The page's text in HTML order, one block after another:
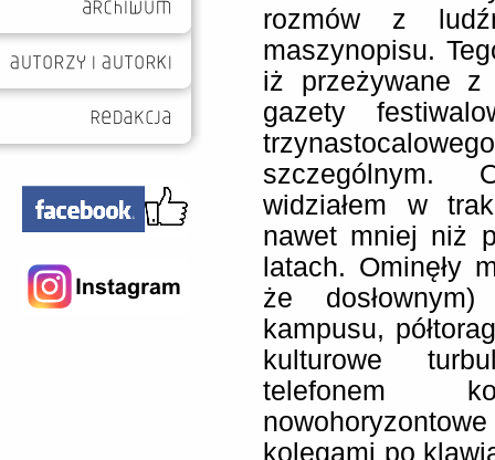
rozmów z
maszynopisu.
iż przeżywane z
gazety
szczególnym.
widziałem w
nawet mniej niż
latach. Ominęły
że
kampusu,
kulturowe
telefonem
kolegami po